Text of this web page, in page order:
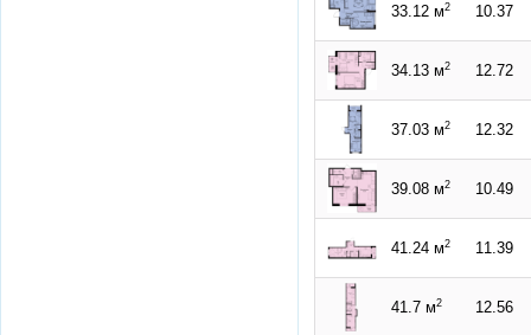
33.12 м2 10.37
34.13 м2 12.72
37.03 м2 12.32
39.08 м2 10.49
41.24 м2 11.39
41.7 м2 12.56